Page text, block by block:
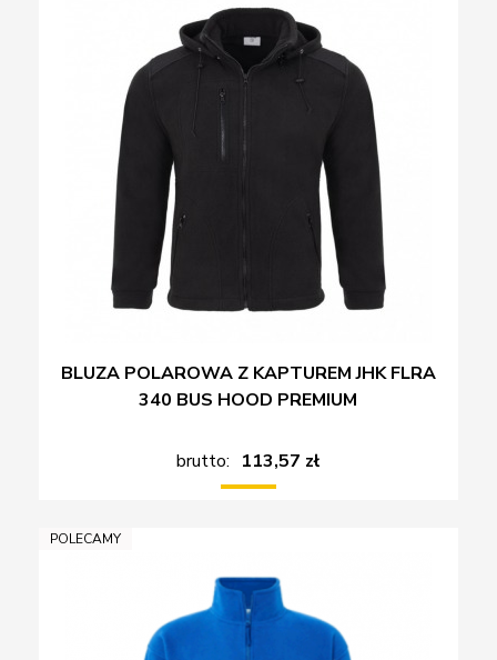
BLUZA POLAROWA Z KAPTUREM JHK FLRA
340 BUS HOOD PREMIUM
brutto: 113,57 zł
POLECAMY